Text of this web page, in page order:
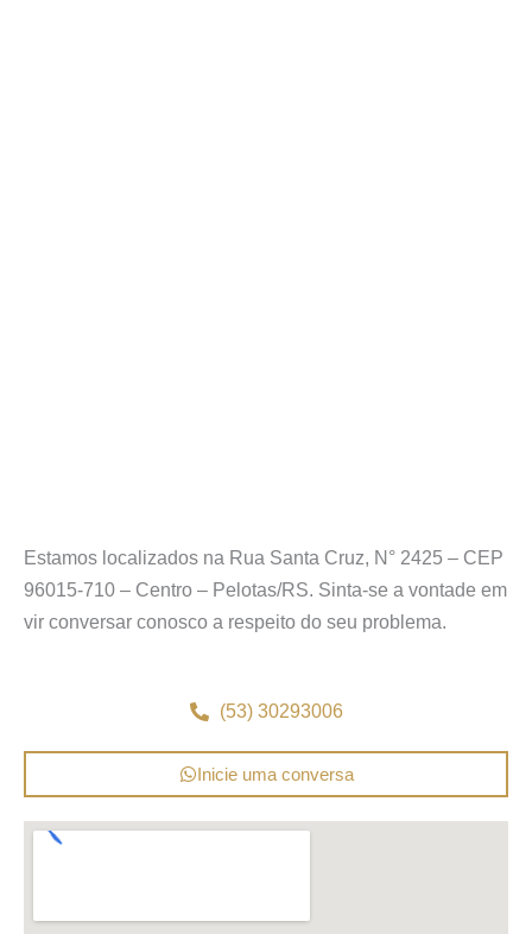
Estamos localizados na Rua Santa Cruz, N° 2425 – CEP
96015-710 – Centro – Pelotas/RS. Sinta-se a vontade em
vir conversar conosco a respeito do seu problema.
(53) 30293006
Inicie uma conversa